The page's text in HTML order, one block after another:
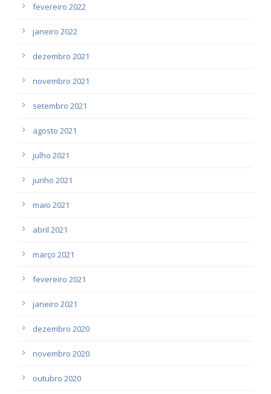
fevereiro 2022
janeiro 2022
dezembro 2021
novembro 2021
setembro 2021
agosto 2021
julho 2021
junho 2021
maio 2021
abril 2021
março 2021
fevereiro 2021
janeiro 2021
dezembro 2020
novembro 2020
outubro 2020